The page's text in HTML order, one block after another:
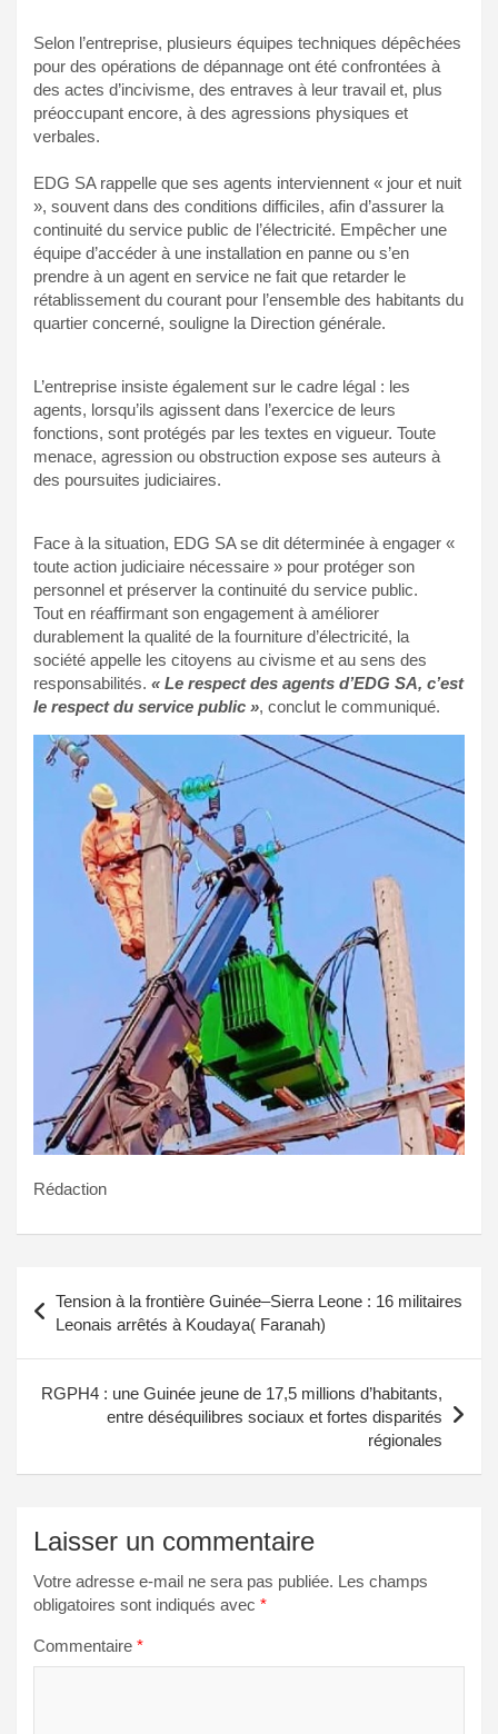
Selon l’entreprise, plusieurs équipes techniques dépêchées
pour des opérations de dépannage ont été confrontées à
des actes d’incivisme, des entraves à leur travail et, plus
préoccupant encore, à des agressions physiques et
verbales.
EDG SA rappelle que ses agents interviennent « jour et nuit
», souvent dans des conditions difficiles, afin d’assurer la
continuité du service public de l’électricité. Empêcher une
équipe d’accéder à une installation en panne ou s’en
prendre à un agent en service ne fait que retarder le
rétablissement du courant pour l’ensemble des habitants du
quartier concerné, souligne la Direction générale.
L’entreprise insiste également sur le cadre légal : les
agents, lorsqu’ils agissent dans l’exercice de leurs
fonctions, sont protégés par les textes en vigueur. Toute
menace, agression ou obstruction expose ses auteurs à
des poursuites judiciaires.
Face à la situation, EDG SA se dit déterminée à engager «
toute action judiciaire nécessaire » pour protéger son
personnel et préserver la continuité du service public.
Tout en réaffirmant son engagement à améliorer
durablement la qualité de la fourniture d’électricité, la
société appelle les citoyens au civisme et au sens des
responsabilités. « Le respect des agents d’EDG SA, c’est
le respect du service public », conclut le communiqué.
Rédaction
de
l’article
Tension à la frontière Guinée–Sierra Leone : 16 militaires
Leonais arrêtés à Koudaya( Faranah)
RGPH4 : une Guinée jeune de 17,5 millions d’habitants,
entre déséquilibres sociaux et fortes disparités
régionales
Laisser un commentaire
Votre adresse e-mail ne sera pas publiée. Les champs
obligatoires sont indiqués avec *
Commentaire *